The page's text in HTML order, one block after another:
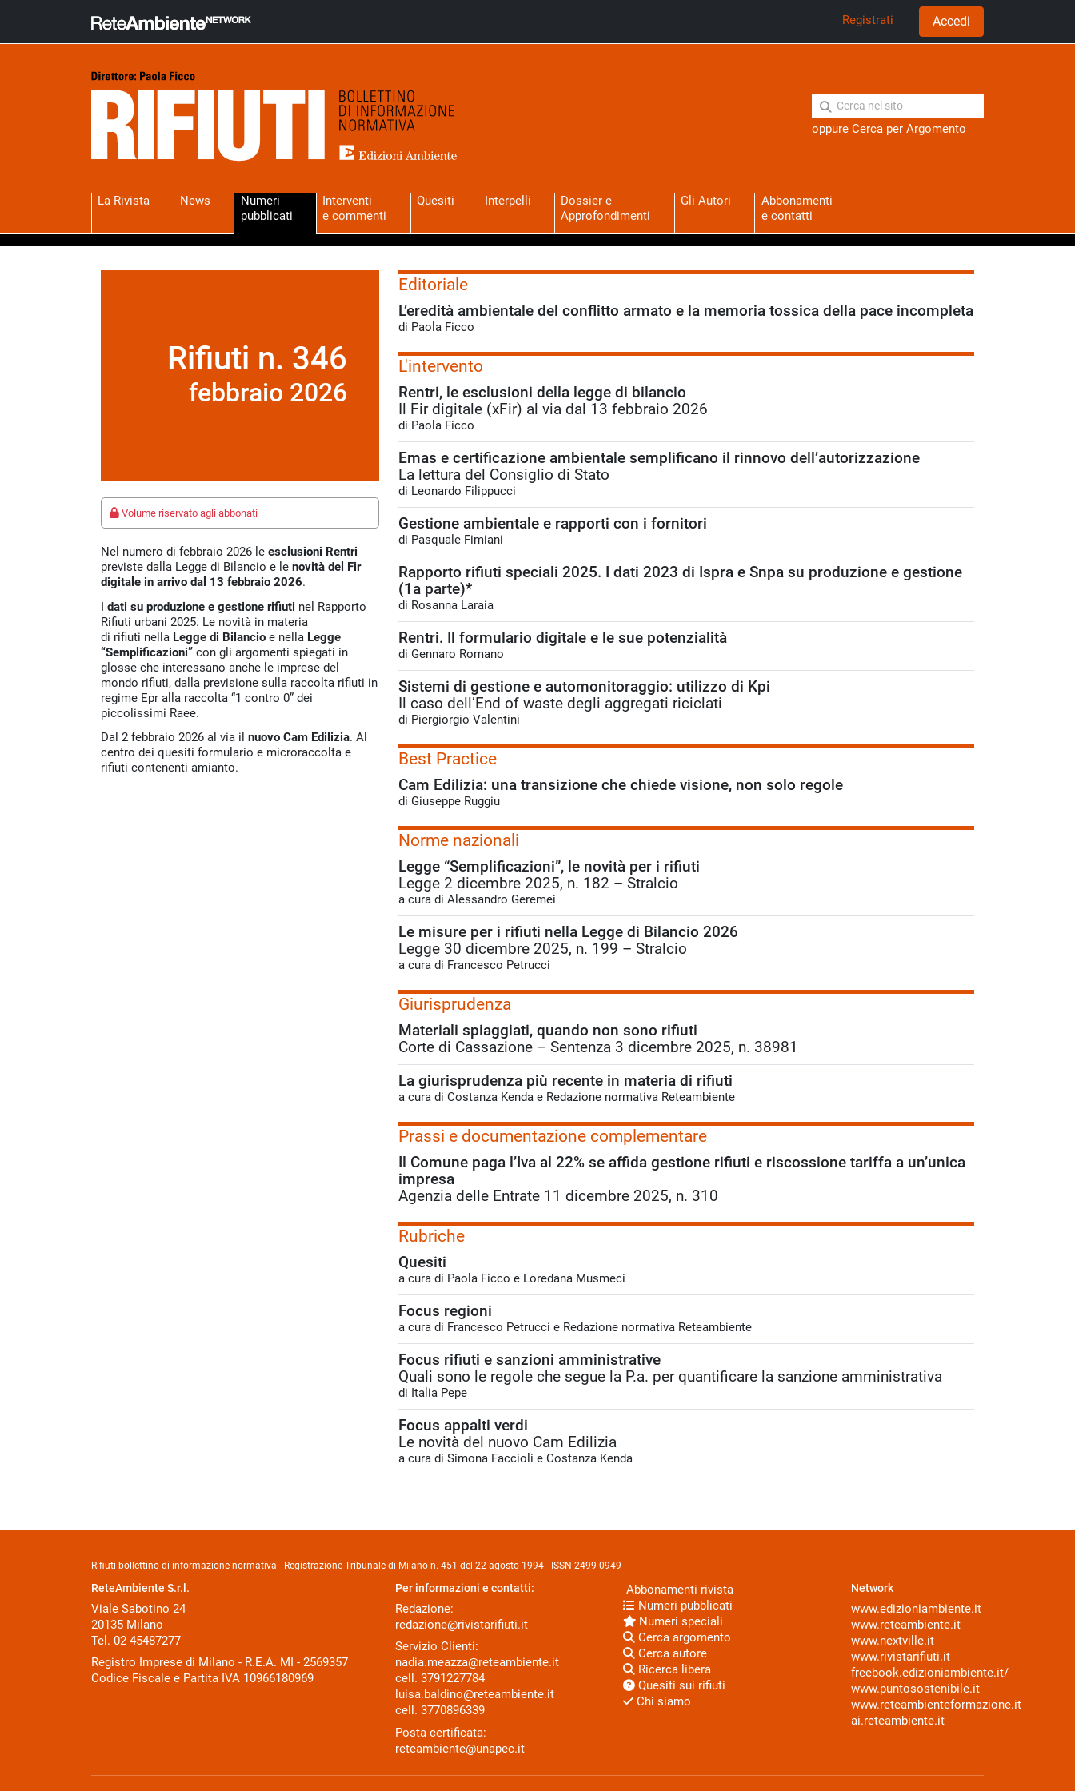
Registrati Accedi
oppure Cerca per Argomento
La Rivista News
Numeri
pubblicati
Interventi
e commenti
Quesiti Interpelli
Dossier e
Approfondimenti
Gli Autori
Abbonamenti
e contatti
Rifiuti n. 346
febbraio 2026
Volume riservato agli abbonati
Nel numero di febbraio 2026 le esclusioni Rentri
previste dalla Legge di Bilancio e le novità del Fir
digitale in arrivo dal 13 febbraio 2026.
I dati su produzione e gestione rifiuti nel Rapporto
Rifiuti urbani 2025. Le novità in materia
di rifiuti nella Legge di Bilancio e nella Legge
“Semplificazioni” con gli argomenti spiegati in
glosse che interessano anche le imprese del
mondo rifiuti, dalla previsione sulla raccolta rifiuti in
regime Epr alla raccolta “1 contro 0” dei
piccolissimi Raee.
Dal 2 febbraio 2026 al via il nuovo Cam Edilizia. Al
centro dei quesiti formulario e microraccolta e
rifiuti contenenti amianto.
Editoriale
L’eredità ambientale del conflitto armato e la memoria tossica della pace incompleta
di Paola Ficco
L'intervento
Rentri, le esclusioni della legge di bilancio
Il Fir digitale (xFir) al via dal 13 febbraio 2026
di Paola Ficco
Emas e certificazione ambientale semplificano il rinnovo dell’autorizzazione
La lettura del Consiglio di Stato
di Leonardo Filippucci
Gestione ambientale e rapporti con i fornitori
di Pasquale Fimiani
Rapporto rifiuti speciali 2025. I dati 2023 di Ispra e Snpa su produzione e gestione
(1a parte)*
di Rosanna Laraia
Rentri. Il formulario digitale e le sue potenzialità
di Gennaro Romano
Sistemi di gestione e automonitoraggio: utilizzo di Kpi
Il caso dell’End of waste degli aggregati riciclati
di Piergiorgio Valentini
Best Practice
Cam Edilizia: una transizione che chiede visione, non solo regole
di Giuseppe Ruggiu
Norme nazionali
Legge “Semplificazioni”, le novità per i rifiuti
Legge 2 dicembre 2025, n. 182 – Stralcio
a cura di Alessandro Geremei
Le misure per i rifiuti nella Legge di Bilancio 2026
Legge 30 dicembre 2025, n. 199 – Stralcio
a cura di Francesco Petrucci
Giurisprudenza
Materiali spiaggiati, quando non sono rifiuti
Corte di Cassazione – Sentenza 3 dicembre 2025, n. 38981
La giurisprudenza più recente in materia di rifiuti
a cura di Costanza Kenda e Redazione normativa Reteambiente
Prassi e documentazione complementare
Il Comune paga l’Iva al 22% se affida gestione rifiuti e riscossione tariffa a un’unica
impresa
Agenzia delle Entrate 11 dicembre 2025, n. 310
Rubriche
Quesiti
a cura di Paola Ficco e Loredana Musmeci
Focus regioni
a cura di Francesco Petrucci e Redazione normativa Reteambiente
Focus rifiuti e sanzioni amministrative
Quali sono le regole che segue la P.a. per quantificare la sanzione amministrativa
di Italia Pepe
Focus appalti verdi
Le novità del nuovo Cam Edilizia
a cura di Simona Faccioli e Costanza Kenda
Rifiuti bollettino di informazione normativa - Registrazione Tribunale di Milano n. 451 del 22 agosto 1994 - ISSN 2499-0949
ReteAmbiente S.r.l.
Viale Sabotino 24
20135 Milano
Tel. 02 45487277
Registro Imprese di Milano - R.E.A. MI - 2569357
Codice Fiscale e Partita IVA 10966180969
Per informazioni e contatti:
Redazione:
redazione@rivistarifiuti.it
Servizio Clienti:
nadia.meazza@reteambiente.it
cell. 3791227784
luisa.baldino@reteambiente.it
cell. 3770896339
Posta certificata:
reteambiente@unapec.it
Abbonamenti rivista
Numeri pubblicati
Numeri speciali
Cerca argomento
Cerca autore
Ricerca libera
Quesiti sui rifiuti
Chi siamo
Network
www.edizioniambiente.it
www.reteambiente.it
www.nextville.it
www.rivistarifiuti.it
freebook.edizioniambiente.it/
www.puntosostenibile.it
www.reteambienteformazione.it
ai.reteambiente.it